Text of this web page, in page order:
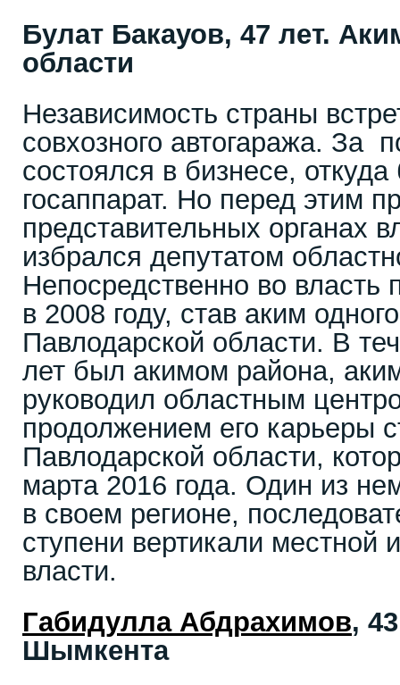
Булат Бакауов, 47 лет.
области
Независимость страны
совхозного автогаража. За
состоялся в бизнесе,
госаппарат. Но перед этим
представительных органах
избрался депутатом
Непосредственно во власть
в 2008 году, став аким
Павлодарской области. В
лет был акимом района,
руководил областным
продолжением его карьеры
Павлодарской области,
марта 2016 года. Один из
в своем регионе,
ступени вертикали местной
власти.
Габидулла Абдрахимов,
Шымкента